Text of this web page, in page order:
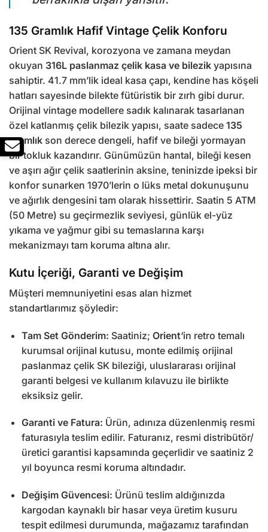
135 Gramlık Hafif Vintage Çelik Konforu
Orient SK Revival, korozyona ve zamana meydan
okuyan 316L paslanmaz çelik kasa ve bilezik yapısına
sahiptir. 41.7 mm’lik ideal kasa çapı, kendine has köşeli
hatları sayesinde bilekte fütüristik bir zırh gibi durur.
Orijinal vintage modellere sadık kalınarak tasarlanan
özel katlanmış çelik bilezik yapısı, saate sadece 135
gramlık son derece dengeli, hafif ve bileği yormayan
bir tokluk kazandırır. Günümüzün hantal, bileği kesen
ve aşırı ağır çelik saatlerinin aksine, teninizde ipeksi bir
konfor sunarken 1970’lerin o lüks metal dokunuşunu
ve ağırlık dengesini tam olarak hissettirir. Saatin 5 ATM
(50 Metre) su geçirmezlik seviyesi, günlük el-yüz
yıkama ve yağmur gibi su temaslarına karşı
mekanizmayı tam koruma altına alır.
Kutu İçeriği, Garanti ve Değişim
Müşteri memnuniyetini esas alan hizmet
standartlarımız şöyledir:
Tam Set Gönderim: Saatiniz; Orient‘in retro temalı
kurumsal orijinal kutusu, monte edilmiş orijinal
paslanmaz çelik SK bileziği, uluslararası orijinal
garanti belgesi ve kullanım kılavuzu ile birlikte
eksiksiz gelir.
Garanti ve Fatura: Ürün, adınıza düzenlenmiş resmi
faturasıyla teslim edilir. Faturanız, resmi distribütör/
üretici garantisi kapsamında geçerlidir ve saatiniz 2
yıl boyunca resmi koruma altındadır.
Değişim Güvencesi: Ürünü teslim aldığınızda
kargodan kaynaklı bir hasar veya üretim kusuru
tespit edilmesi durumunda, mağazamız tarafından